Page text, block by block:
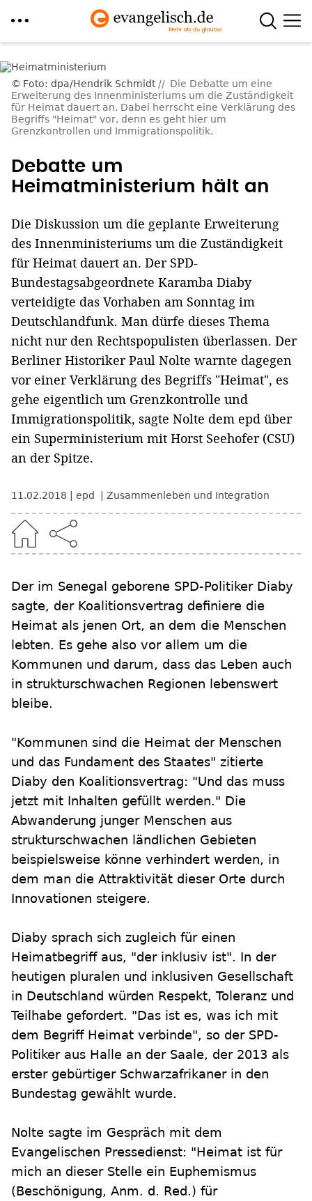
zum
InhaltFoto: dpa/Hendrik Schmidt
Die Debatte um eine
Erweiterung des Innenministeriums um die Zuständigkeit
für Heimat dauert an. Dabei herrscht eine Verklärung des
Begriffs "Heimat" vor, denn es geht hier um
Grenzkontrollen und Immigrationspolitik.
Debatte um
Heimatministerium hält an
Die Diskussion um die geplante Erweiterung
des Innenministeriums um die Zuständigkeit
für Heimat dauert an. Der SPD-
Bundestagsabgeordnete Karamba Diaby
verteidigte das Vorhaben am Sonntag im
Deutschlandfunk. Man dürfe dieses Thema
nicht nur den Rechtspopulisten überlassen. Der
Berliner Historiker Paul Nolte warnte dagegen
vor einer Verklärung des Begriffs "Heimat", es
gehe eigentlich um Grenzkontrolle und
Immigrationspolitik, sagte Nolte dem epd über
ein Superministerium mit Horst Seehofer (CSU)
an der Spitze.
11.02.2018 epd Zusammenleben und Integration
Der im Senegal geborene SPD-Politiker Diaby
sagte, der Koalitionsvertrag definiere die
Heimat als jenen Ort, an dem die Menschen
lebten. Es gehe also vor allem um die
Kommunen und darum, dass das Leben auch
in strukturschwachen Regionen lebenswert
bleibe.
"Kommunen sind die Heimat der Menschen
und das Fundament des Staates" zitierte
Diaby den Koalitionsvertrag: "Und das muss
jetzt mit Inhalten gefüllt werden." Die
Abwanderung junger Menschen aus
strukturschwachen ländlichen Gebieten
beispielsweise könne verhindert werden, in
dem man die Attraktivität dieser Orte durch
Innovationen steigere.
Diaby sprach sich zugleich für einen
Heimatbegriff aus, "der inklusiv ist". In der
heutigen pluralen und inklusiven Gesellschaft
in Deutschland würden Respekt, Toleranz und
Teilhabe gefordert. "Das ist es, was ich mit
dem Begriff Heimat verbinde", so der SPD-
Politiker aus Halle an der Saale, der 2013 als
erster gebürtiger Schwarzafrikaner in den
Bundestag gewählt wurde.
Nolte sagte im Gespräch mit dem
Evangelischen Pressedienst: "Heimat ist für
mich an dieser Stelle ein Euphemismus
(Beschönigung, Anm. d. Red.) für